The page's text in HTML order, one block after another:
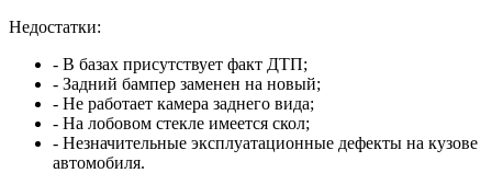
Недостатки:
- В базах присутствует факт ДТП;
- Задний бампер заменен на новый;
- Не работает камера заднего вида;
- На лобовом стекле имеется скол;
- Незначительные эксплуатационные дефекты на кузове
автомобиля.